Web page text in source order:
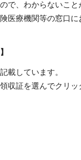
で、わからないこと
医療機関等の窓口に
載しています。
収証を選んでクリッ